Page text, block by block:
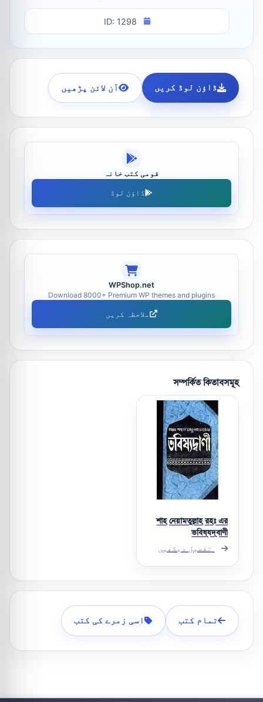
ID: 1298
ڈاؤن لوڈ کریں آن لائن پڑھیں
قومی کتب خانہ
ڈاؤن لوڈ
WPShop.net
Download 8000+ Premium WP themes and plugins
ملاحظہ کریں
সম্পর্কিত কিতাবসমূহ
শাহ নেয়ামতুল্লাহ রহঃ এর
ভবিষ্যদ্বাণী
تفصیل دیکھیں
تمام کتب اسی زمرے کی کتب